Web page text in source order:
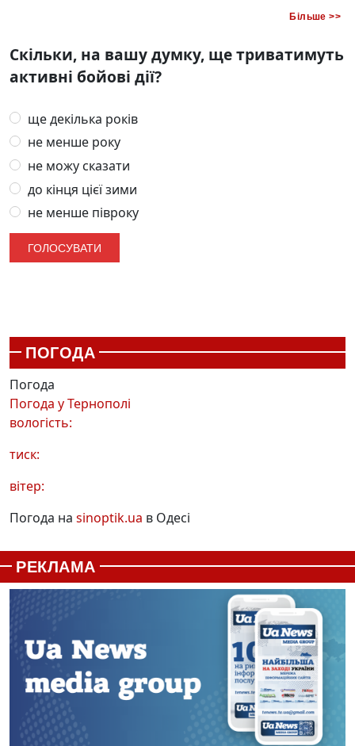
Більше >>
Скільки, на вашу думку, ще триватимуть
активні бойові дії?
ще декілька років
не менше року
не можу сказати
до кінця цієї зими
не менше півроку
ПОГОДА
Погода
Погода уТернополі
вологість:
тиск:
вітер:
Погода на sinoptik.ua в Одесі
РЕКЛАМА